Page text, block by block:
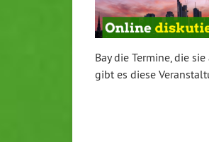
Bay die Termine, die
gibt es diese